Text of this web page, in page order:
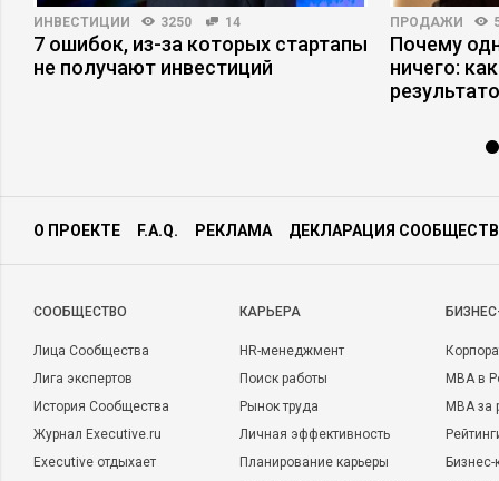
ИНВЕСТИЦИИ 3250 14
7 ошибок, из-за которых стартапы
не получают инвестиций
ПРОДАЖИ
Почему
ничего:
О ПРОЕКТЕ F.A.Q. РЕКЛАМА ДЕКЛАРАЦИЯ
CООБЩЕСТВО
Лица Сообщества
Лига экспертов
История Сообщества
Журнал Executive.ru
Executive отдыхает
КАРЬЕРА
HR-менеджмент
Поиск работы
Рынок труда
Личная эффективность
Планирование карьеры
MBA в
MBA
Бизнес-